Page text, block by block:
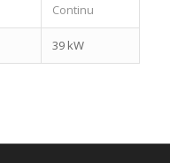
Continu
39 kW